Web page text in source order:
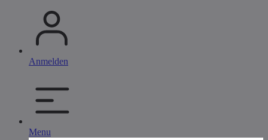
Anmelden
Menu